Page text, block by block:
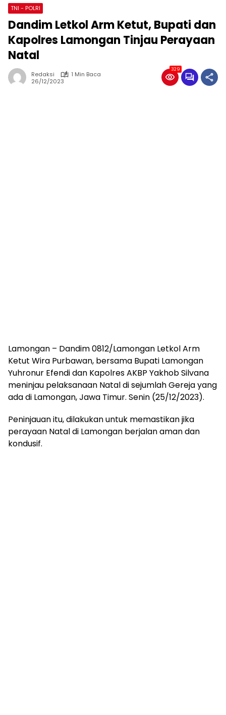
TNI - POLRI
Dandim Letkol Arm Ketut, Bupati dan
Kapolres Lamongan Tinjau Perayaan
Natal
Redaksi
1 Min Baca
26/12/2023
329
Lamongan – Dandim 0812/Lamongan Letkol Arm
Ketut Wira Purbawan, bersama Bupati Lamongan
Yuhronur Efendi dan Kapolres AKBP Yakhob Silvana
meninjau pelaksanaan Natal di sejumlah Gereja yang
ada di Lamongan, Jawa Timur. Senin (25/12/2023).
Peninjauan itu, dilakukan untuk memastikan jika
perayaan Natal di Lamongan berjalan aman dan
kondusif.